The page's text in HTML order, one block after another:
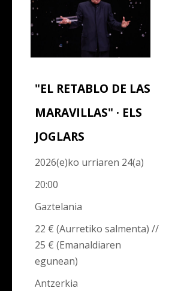
"EL RETABLO DE LAS
MARAVILLAS" · ELS
JOGLARS
2026(e)ko urriaren 24(a)
20:00
Gaztelania
22 € (Aurretiko salmenta) //
25 € (Emanaldiaren
egunean)
Antzerkia